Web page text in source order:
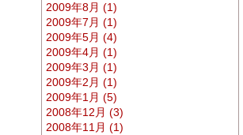
2009年8月 (1)
2009年7月 (1)
2009年5月 (4)
2009年4月 (1)
2009年3月 (1)
2009年2月 (1)
2009年1月 (5)
2008年12月 (3)
2008年11月 (1)